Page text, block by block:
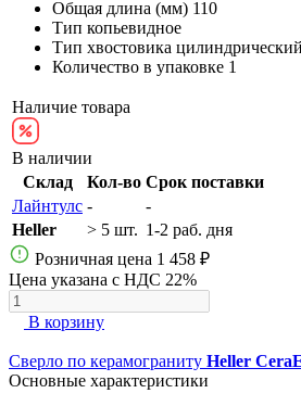
Общая длина (мм) 110
Тип копьевидное
Тип хвостовика
Количество в упаковке 1
Наличие товара
В наличии
Склад
Кол-во Срок поставки
Лайнтулс -
-
Heller
> 5 шт. 1-2 раб. дня
Розничная цена 1 458 ₽
Цена указана с НДС 22%
В корзину
Сверло по керамограниту Heller
Основные характеристики